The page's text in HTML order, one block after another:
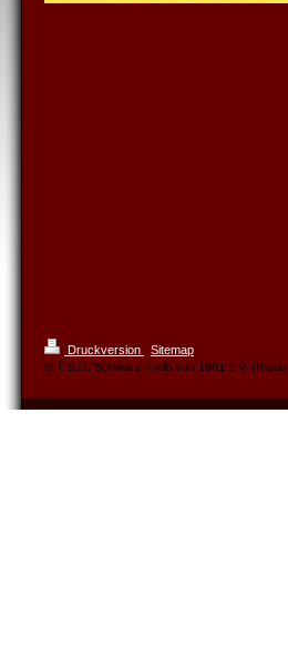
Druckversion | Sitemap
© T.S.G. Schwarz-Gelb von 1861 e.V. Rheda